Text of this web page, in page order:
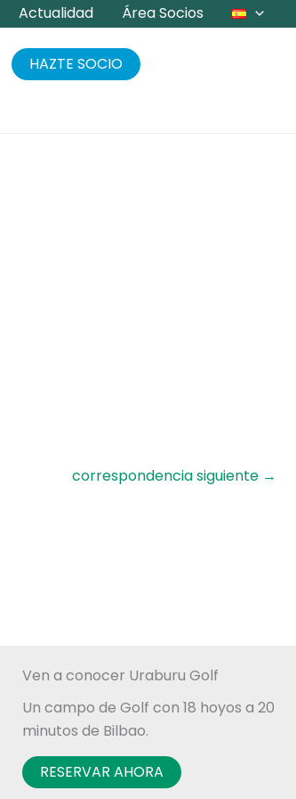
Actualidad Área Socios
HAZTE SOCIO
correspondencia siguiente →
Ven a conocer Uraburu Golf
Un campo de Golf con 18 hoyos a 20
minutos de Bilbao.
RESERVAR AHORA